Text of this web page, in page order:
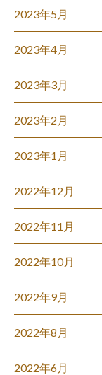
2023年5月
2023年4月
2023年3月
2023年2月
2023年1月
2022年12月
2022年11月
2022年10月
2022年9月
2022年8月
2022年6月